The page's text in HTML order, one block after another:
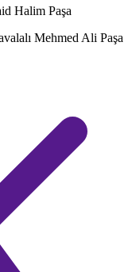
Halim Paşa
Mehmed Ali Paşa